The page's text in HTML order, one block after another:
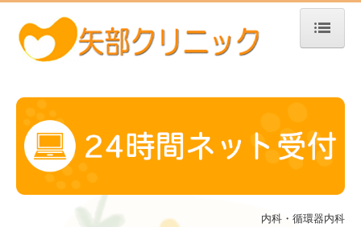
ホーム
お知らせ
医師のご紹介
当院のご案内
内科・循環器内科